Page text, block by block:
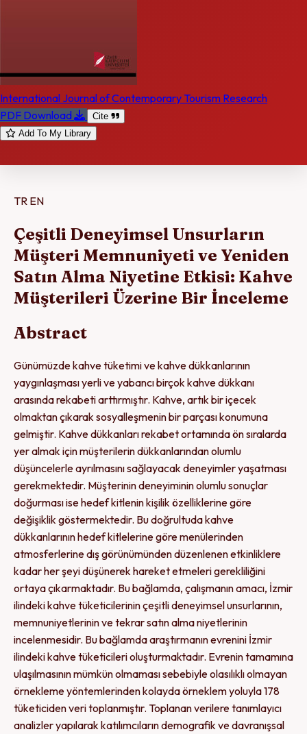
International Journal of Contemporary Tourism Research
PDF Download
Cite
Add To My Library
TR EN
Çeşitli Deneyimsel Unsurların
Müşteri Memnuniyeti ve Yeniden
Satın Alma Niyetine Etkisi: Kahve
Müşterileri Üzerine Bir İnceleme
Abstract
Günümüzde kahve tüketimi ve kahve dükkanlarının
yaygınlaşması yerli ve yabancı birçok kahve dükkanı
arasında rekabeti arttırmıştır. Kahve, artık bir içecek
olmaktan çıkarak sosyalleşmenin bir parçası konumuna
gelmiştir. Kahve dükkanları rekabet ortamında ön sıralarda
yer almak için müşterilerin dükkanlarından olumlu
düşüncelerle ayrılmasını sağlayacak deneyimler yaşatması
gerekmektedir. Müşterinin deneyiminin olumlu sonuçlar
doğurması ise hedef kitlenin kişilik özelliklerine göre
değişiklik göstermektedir. Bu doğrultuda kahve
dükkanlarının hedef kitlelerine göre menülerinden
atmosferlerine dış görünümünden düzenlenen etkinliklere
kadar her şeyi düşünerek hareket etmeleri gerekliliğini
ortaya çıkarmaktadır. Bu bağlamda, çalışmanın amacı, İzmir
ilindeki kahve tüketicilerinin çeşitli deneyimsel unsurlarının,
memnuniyetlerinin ve tekrar satın alma niyetlerinin
incelenmesidir. Bu bağlamda araştırmanın evrenini İzmir
ilindeki kahve tüketicileri oluşturmaktadır. Evrenin tamamına
ulaşılmasının mümkün olmaması sebebiyle olasılıklı olmayan
örnekleme yöntemlerinden kolayda örneklem yoluyla 178
tüketiciden veri toplanmıştır. Toplanan verilere tanımlayıcı
analizler yapılarak katılımcıların demografik ve davranışsal